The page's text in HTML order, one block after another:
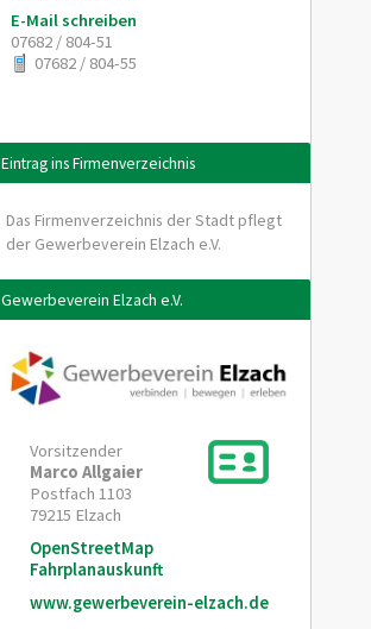
E-Mail schreiben
07682 / 804-51
07682 / 804-55
Eintrag ins Firmenverzeichnis
Das Firmenverzeichnis der Stadt pflegt
der Gewerbeverein Elzach e.V.
Gewerbeverein Elzach e.V.
Vorsitzender
Marco Allgaier
Postfach 1103
79215 Elzach
OpenStreetMap
Fahrplanauskunft
www.gewerbeverein-elzach.de